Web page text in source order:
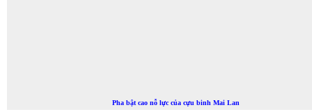
Pha bật cao nỗ lực của cựu binh Mai Lan